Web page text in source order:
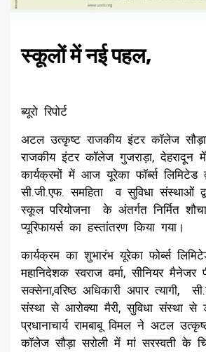
स्कूलों में नई पहल,
ब्यूरो रिपोर्ट
अटल उत्कृष्ट राजकीय इंटर कॉलेज
राजकीय इंटर कॉलेज गुजराड़ा, देहरादून
कार्यक्रमों में आज यूरेका फॉर्ब्स लिमिटेड
सी.जी.एफ. समहिता व सुविधा संस्थाओं
स्कूल परियोजना के अंतर्गत निर्मित
प्यूरिफायर्स का हस्तांतरण किया गया।
कार्यक्रम का शुभारंभ यूरेका फोर्ब्स
महानिदेशक स्वराज वर्मा, सीनियर मैनेजर
सक्सेना,वरिष्ठ अधिकारी अपार त्यागी,
संस्था से आरोक्या मैरी, सुविधा संस्था से
प्रधानाचार्य रामबाबू विमल ने अटल
कॉलेज सौड़ा सरोली में मां सरस्वती के